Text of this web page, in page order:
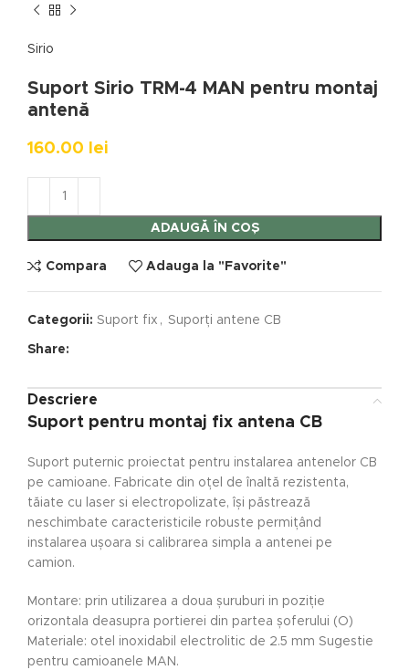
Sirio
Suport Sirio TRM-4 MAN pentru montaj
antenă
160.00 lei
ADAUGĂ ÎN COȘ
Compara Adauga la "Favorite"
Categorii: Suport fix , Suporți antene CB
Share:
Descriere
Suport pentru montaj fix antena CB
Suport puternic proiectat pentru instalarea antenelor CB
pe camioane. Fabricate din oțel de înaltă rezistenta,
tăiate cu laser si electropolizate, își păstrează
neschimbate caracteristicile robuste permițând
instalarea ușoara si calibrarea simpla a antenei pe
camion.
Montare: prin utilizarea a doua șuruburi in poziție
orizontala deasupra portierei din partea șoferului (O)
Materiale: otel inoxidabil electrolitic de 2.5 mm Sugestie
pentru camioanele MAN.